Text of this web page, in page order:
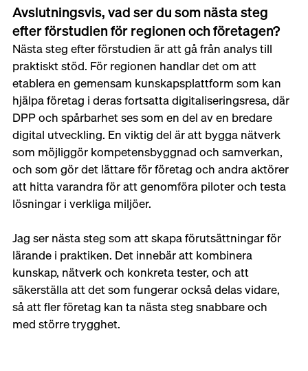
Avslutningsvis, vad ser du som nästa steg
efter förstudien för regionen och företagen?
Nästa steg efter förstudien är att gå från analys till
praktiskt stöd. För regionen handlar det om att
etablera en gemensam kunskapsplattform som kan
hjälpa företag i deras fortsatta digitaliseringsresa, där
DPP och spårbarhet ses som en del av en bredare
digital utveckling. En viktig del är att bygga nätverk
som möjliggör kompetensbyggnad och samverkan,
och som gör det lättare för företag och andra aktörer
att hitta varandra för att genomföra piloter och testa
lösningar i verkliga miljöer.
Jag ser nästa steg som att skapa förutsättningar för
lärande i praktiken. Det innebär att kombinera
kunskap, nätverk och konkreta tester, och att
säkerställa att det som fungerar också delas vidare,
så att fler företag kan ta nästa steg snabbare och
med större trygghet.